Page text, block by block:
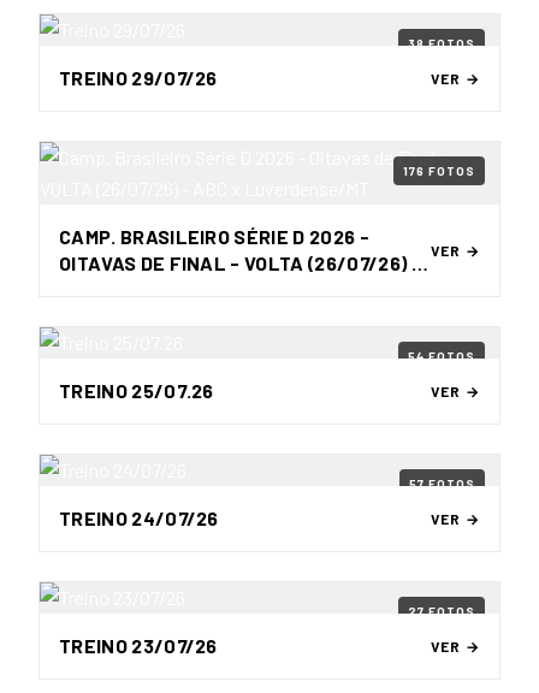
38 FOTOS
TREINO 29/07/26 VER →
176 FOTOS
CAMP. BRASILEIRO SÉRIE D 2026 -
OITAVAS DE FINAL - VOLTA (26/07/26) -
VER →
54 FOTOS
TREINO 25/07.26 VER →
57 FOTOS
TREINO 24/07/26 VER →
27 FOTOS
TREINO 23/07/26 VER →